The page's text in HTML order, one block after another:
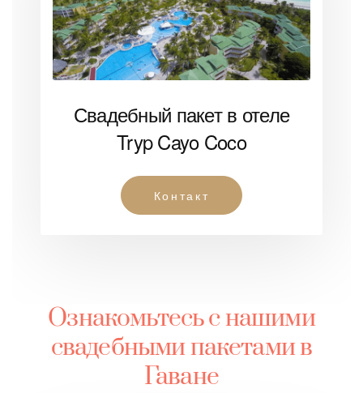
Свадебный пакет в отеле
Tryp Cayo Coco
Контакт
Ознакомьтесь с нашими
свадебными пакетами в
Гаване